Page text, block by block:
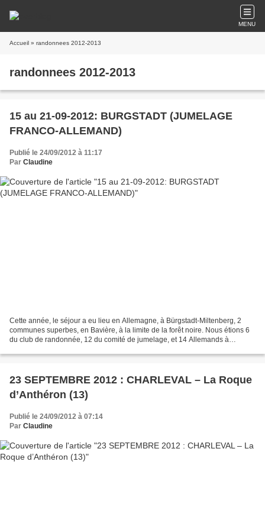
MENU
Accueil » randonnees 2012-2013
randonnees 2012-2013
15 au 21-09-2012: BURGSTADT (JUMELAGE
FRANCO-ALLEMAND)
Publié le 24/09/2012 à 11:17
Par Claudine
Cette année, le séjour a eu lieu en Allemagne, à Bürgstadt-Miltenberg, 2
communes superbes, en Bavière, à la limite de la forêt noire. Nous étions 6
du club de randonnée, 12 du comité de jumelage, et 14 Allemands à
23 SEPTEMBRE 2012 : CHARLEVAL – La Roque
d’Anthéron (13)
Publié le 24/09/2012 à 07:14
Par Claudine